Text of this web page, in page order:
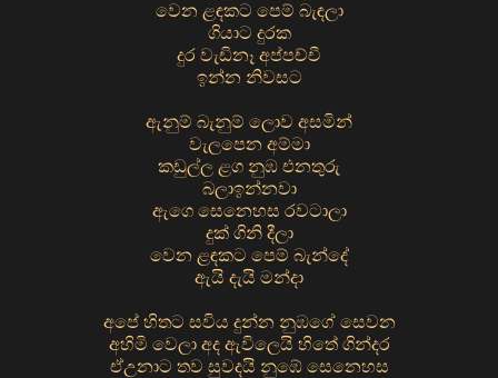
වෙන ළඳකට පෙම් බැඳලා
ගියාට දුරක
දුර වැඩිනෑ අප්පච්චී
ඉන්න නිවසට
ඇනුම් බැනුම් ලොව අසමින්
වැලපෙන අම්මා
කඩුල්ල ළග නුඹ එනතුරු
බලාඉන්නවා
ඇගෙ සෙනෙහස රවටාලා
දුක් ගිනි දීලා
වෙන ළඳකට පෙම් බැන්දේ
ඇයි දැයි මන්දා
අපේ හිතට සවිය දුන්න නුඹගේ සෙවන
අහිමි වෙලා අද ඇවිලෙයි හිතේ ගින්දර
ඒඋනාට තව සුවදයි නුඹේ සෙනෙහස